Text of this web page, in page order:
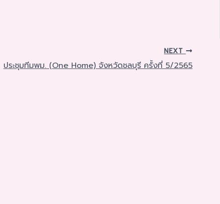
NEXT
ประชุมทีมพม. (One Home) จังหวัดชลบุรี ครั้งที่ 5/2565